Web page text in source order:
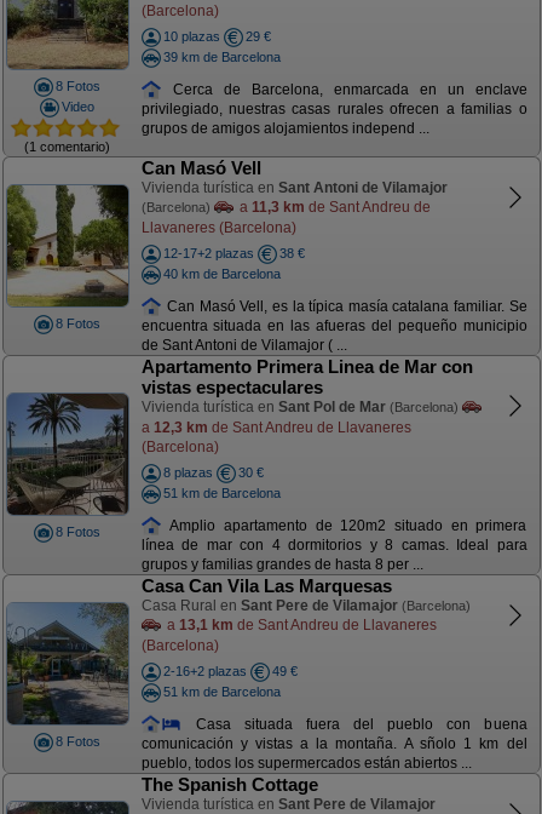
8 Fotos
Video
(1 comentario)
(Barcelona)
10 plazas
29 €
39 km de Barcelona
Cerca de Barcelona, enmarcada en un enclave
privilegiado, nuestras casas rurales ofrecen a familias o
grupos de amigos alojamientos independ ...
8 Fotos
Can Masó Vell
Vivienda turística en Sant Antoni de Vilamajor
(Barcelona) a 11,3 km de Sant Andreu de
Llavaneres (Barcelona)
12-17+2 plazas
38 €
40 km de Barcelona
Can Masó Vell, es la típica masía catalana familiar. Se
encuentra situada en las afueras del pequeño municipio
de Sant Antoni de Vilamajor ( ...
8 Fotos
Apartamento Primera Linea de Mar con
vistas espectaculares
Vivienda turística en Sant Pol de Mar (Barcelona)
a 12,3 km de Sant Andreu de Llavaneres
(Barcelona)
8 plazas
30 €
51 km de Barcelona
Amplio apartamento de 120m2 situado en primera
línea de mar con 4 dormitorios y 8 camas. Ideal para
grupos y familias grandes de hasta 8 per ...
8 Fotos
Casa Can Vila Las Marquesas
Casa Rural en Sant Pere de Vilamajor (Barcelona)
a 13,1 km de Sant Andreu de Llavaneres
(Barcelona)
2-16+2 plazas
49 €
51 km de Barcelona
Casa situada fuera del pueblo con buena
comunicación y vistas a la montaña. A sñolo 1 km del
pueblo, todos los supermercados están abiertos ...
The Spanish Cottage
Vivienda turística en Sant Pere de Vilamajor